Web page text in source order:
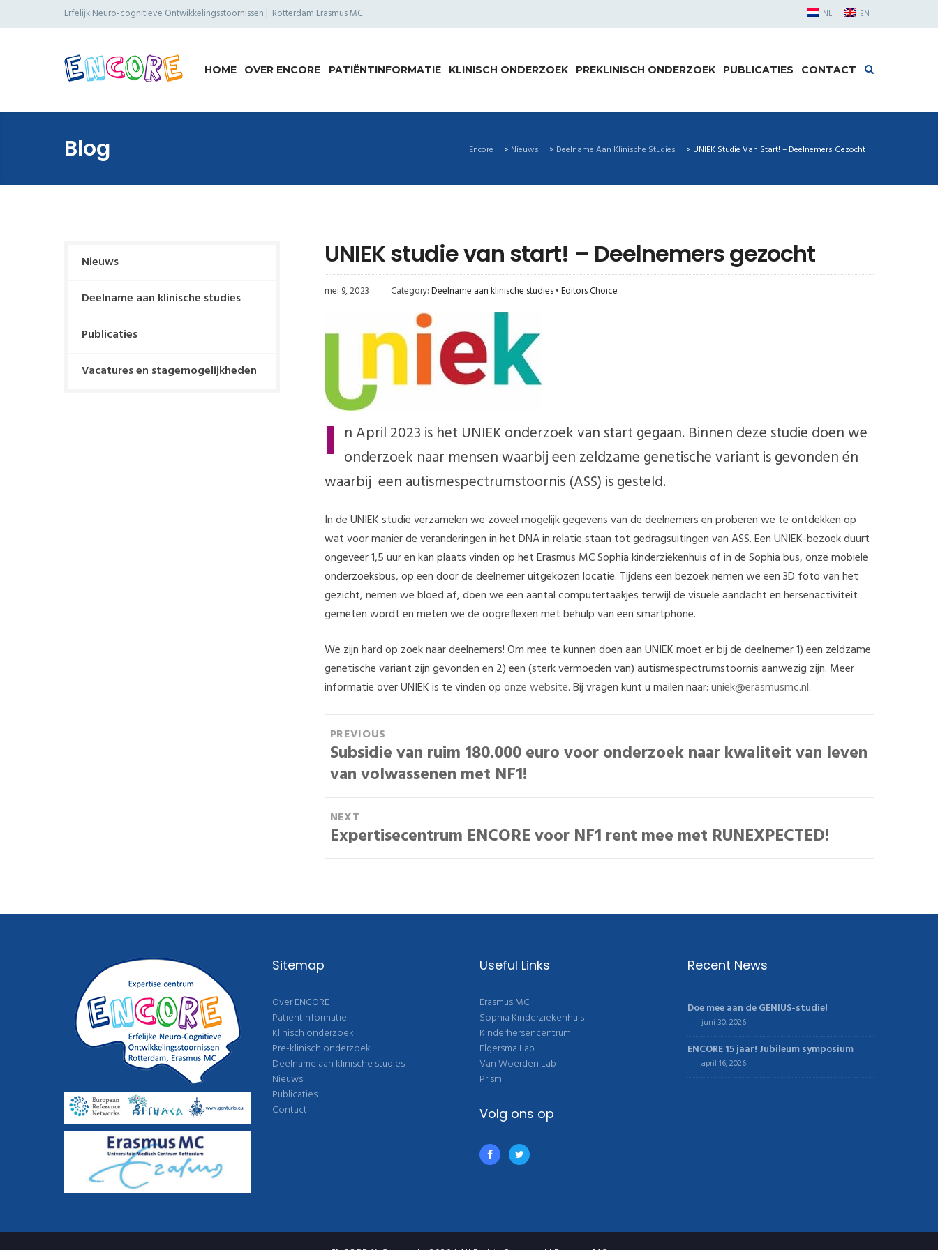
Erfelijk Neuro-cognitieve Ontwikkelings­stoornissen | Rotterdam Erasmus MC NL EN
HOME OVER ENCORE PATIËNTINFORMATIE KLINISCH ONDERZOEK PREKLINISCH ONDERZOEK PUBLICATIES CONTACT
Blog Encore > Nieuws > Deelname Aan Klinische Studies > UNIEK Studie Van Start! – Deelnemers Gezocht
UNIEK studie van start! – Deelnemers gezocht
mei 9, 2023 Category:Deelname aan klinische studies•Editors Choice
I n April 2023 is het UNIEK onderzoek van start gegaan. Binnen deze studie doen we
onderzoek naar mensen waarbij een zeldzame genetische variant is gevonden én
waarbij een autismespectrumstoornis (ASS) is gesteld.
In de UNIEK studie verzamelen we zoveel mogelijk gegevens van de deelnemers en proberen we te ontdekken op
wat voor manier de veranderingen in het DNA in relatie staan tot gedragsuitingen van ASS. Een UNIEK-bezoek duurt
ongeveer 1,5 uur en kan plaats vinden op het Erasmus MC Sophia kinderziekenhuis of in de Sophia bus, onze mobiele
onderzoeksbus, op een door de deelnemer uitgekozen locatie. Tijdens een bezoek nemen we een 3D foto van het
gezicht, nemen we bloed af, doen we een aantal computertaakjes terwijl de visuele aandacht en hersenactiviteit
gemeten wordt en meten we de oogreflexen met behulp van een smartphone.
We zijn hard op zoek naar deelnemers! Om mee te kunnen doen aan UNIEK moet er bij de deelnemer 1) een zeldzame
genetische variant zijn gevonden en 2) een (sterk vermoeden van) autismespectrumstoornis aanwezig zijn. Meer
informatie over UNIEK is te vinden oponze website. Bij vragen kunt u mailen naar:uniek@erasmusmc.nl.
B
e
r
c
n
g
a
t
PREVIOUS
P
r
v
i
o
Subsidie van ruim 180.000 euro voor onderzoek naar kwaliteit van leven
van volwassenen met NF1!
NEXT
N
p
Expertisecentrum ENCORE voor NF1 rent mee met RUNEXPECTED!
Nieuws
Deelname aan klinische studies
Publicaties
Vacatures en stagemogelijkheden
Sitemap
Over ENCORE
Patiëntinformatie
Klinisch onderzoek
Pre-klinisch onderzoek
Deelname aan klinische studies
Nieuws
Publicaties
Contact
Useful Links
Erasmus MC
Sophia Kinderziekenhuis
Kinderhersencentrum
Elgersma Lab
Van Woerden Lab
Prism
Volg ons op
Recent News
Doe mee aan de GENIUS-studie!
juni 30, 2026
ENCORE 15 jaar! Jubileum symposium
april 16, 2026